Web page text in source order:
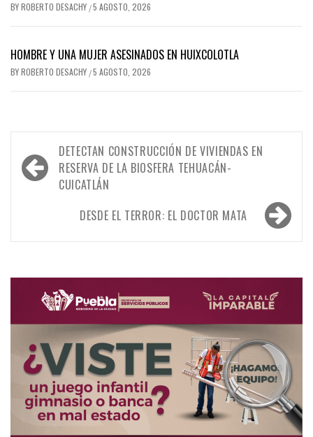
BYROBERTO DESACHY /5 AGOSTO, 2026
HOMBRE Y UNA MUJER ASESINADOS EN HUIXCOLOTLA
BYROBERTO DESACHY /5 AGOSTO, 2026
Navegación
de
entradas
DETECTAN CONSTRUCCIÓN DE VIVIENDAS EN
RESERVA DE LA BIOSFERA TEHUACÁN-
CUICATLÁN
DESDE EL TERROR: EL DOCTOR MATA